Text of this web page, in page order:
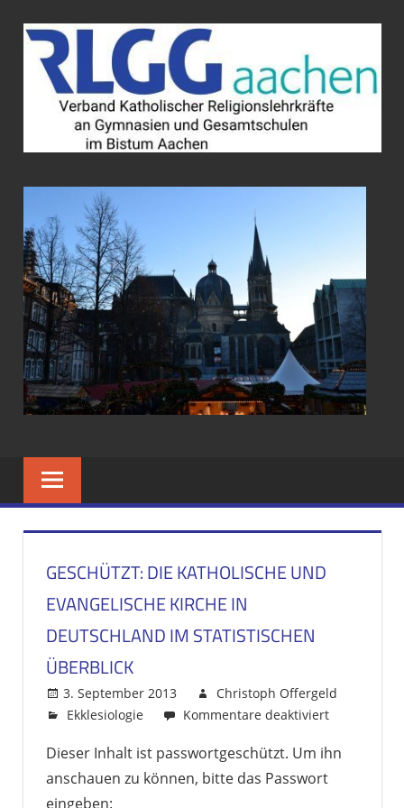
Inhalt
springen
VERBAND
KATHOLISCHER
AN
GYMNASIEN
UND
IM
BISTUM
AACHEN
GESCHÜTZT: DIE KATHOLISCHE UND
EVANGELISCHE KIRCHE IN
DEUTSCHLAND IM STATISTISCHEN
ÜBERBLICK
3. September 2013
Christoph Offergeld
Ekklesiologie
Kommentare deaktiviert
Die
Dieser Inhalt ist passwortgeschützt. Um ihn
anschauen zu können, bitte das Passwort
eingeben: